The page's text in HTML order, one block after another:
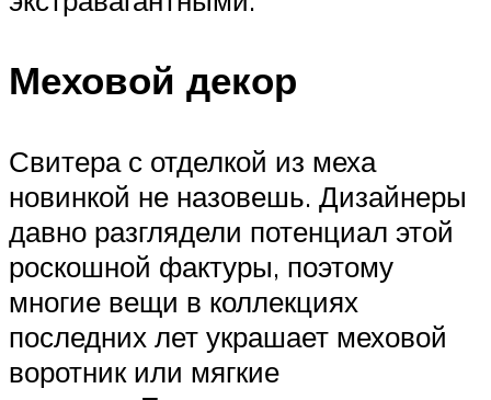
Меховой декор
Свитера с отделкой из меха
новинкой не назовешь. Дизайнеры
давно разглядели потенциал этой
роскошной фактуры, поэтому
многие вещи в коллекциях
последних лет украшает меховой
воротник или мягкие